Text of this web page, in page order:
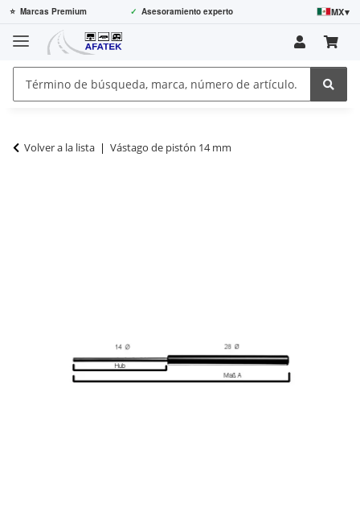
⭐ Marcas Premium ✓ Asesoramiento experto MX▾
Volver a la lista Vástago de pistón 14 mm